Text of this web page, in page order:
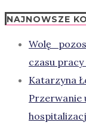
NAJNOWSZE
czasu
Katarzyna
Przerwanie